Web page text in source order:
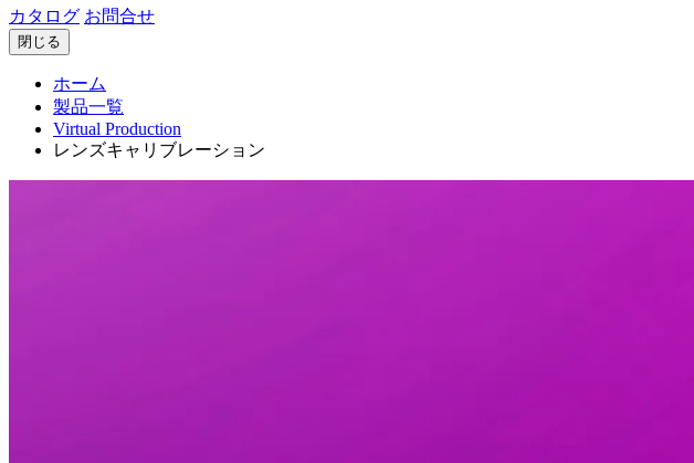
カタログ お問合せ
閉じる
ホーム
製品一覧
Virtual Production
レンズキャリブレーション